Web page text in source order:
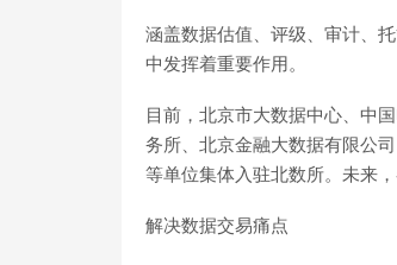
涵盖数据估值、评级、审计、
中发挥着重要作用。
目前，北京市大数据中心、中
务所、北京金融大数据有限公
等单位集体入驻北数所。未来
解决数据交易痛点